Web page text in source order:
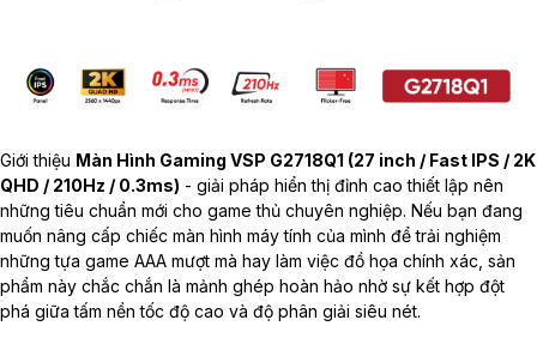
Giới thiệu Màn Hình Gaming VSP G2718Q1 (27 inch / Fast IPS / 2K
QHD / 210Hz / 0.3ms) - giải pháp hiển thị đỉnh cao thiết lập nên
những tiêu chuẩn mới cho game thủ chuyên nghiệp. Nếu bạn đang
muốn nâng cấp chiếc màn hình máy tính của mình để trải nghiệm
những tựa game AAA mượt mà hay làm việc đồ họa chính xác, sản
phẩm này chắc chắn là mảnh ghép hoàn hảo nhờ sự kết hợp đột
phá giữa tấm nền tốc độ cao và độ phân giải siêu nét.